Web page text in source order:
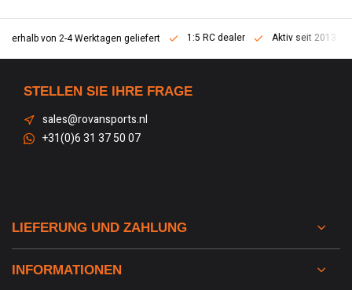
von 2-4 Werktagen geliefert 1:5 RC dealer Aktiv seit 2013
STELLEN SIE IHRE FRAGE
sales@rovansports.nl
+31(0)6 31 37 50 07
LIEFERUNG UND ZAHLUNG
INFORMATIONEN